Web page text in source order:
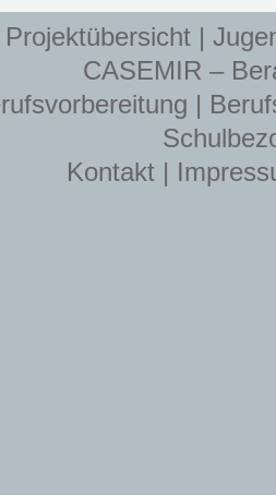
Projektübersicht|
CASEMIR –
|
Kontakt|